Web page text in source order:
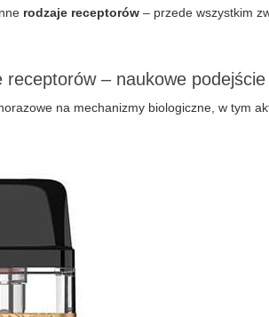
rodzaje receptorów – przede wszystkim
receptorów – naukowe podejście
na mechanizmy biologiczne, w tym